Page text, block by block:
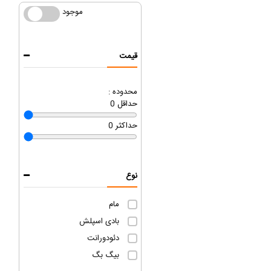
موجود موجود
قیمت
محدوده :
0 حداقل
0 حداکثر
نوع
مام
بادی اسپلش
دئودورانت
بیگ بگ